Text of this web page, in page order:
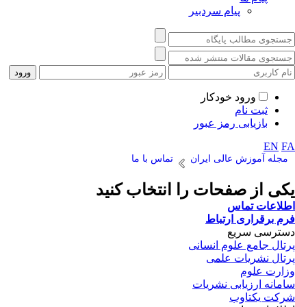
پیام سردبیر
ورود خودکار
ثبت نام
بازیابی رمز عبور
EN FA
مجله آموزش عالی ایران تماس با ما
یکی از صفحات را انتخاب کنید
اطلاعات تماس
فرم برقراری ارتباط
دسترسی سریع
پرتال جامع علوم انسانی
پرتال نشریات علمی
وزارت علوم
سامانه ارزیابی نشریات
شرکت یکتاوب